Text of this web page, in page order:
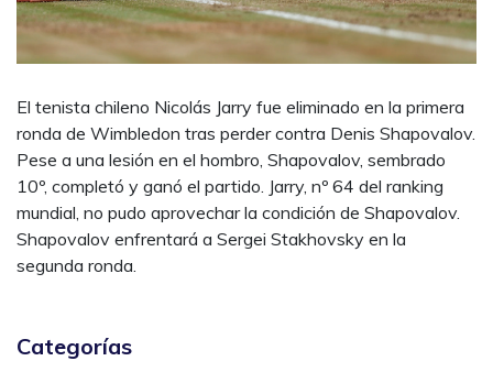
El tenista chileno Nicolás Jarry fue eliminado en la primera
ronda de Wimbledon tras perder contra Denis Shapovalov.
Pese a una lesión en el hombro, Shapovalov, sembrado
10º, completó y ganó el partido. Jarry, nº 64 del ranking
mundial, no pudo aprovechar la condición de Shapovalov.
Shapovalov enfrentará a Sergei Stakhovsky en la
segunda ronda.
Categorías